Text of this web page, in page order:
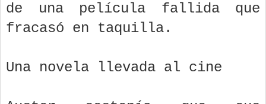
de una película fallida que
fracasó en taquilla.
Una novela llevada al cine